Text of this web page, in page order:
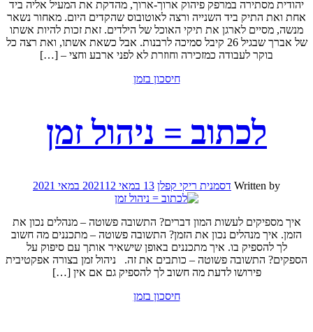
יהודית מסתירה במרפק פיהוק ארוך-ארוך, מהדקת את המעיל אליה ביד
אחת ואת התיק ביד השנייה ורצה לאוטובוס שהקדים היום. מאחור נשאר
מנשה, מסיים לארגן את תיקי האוכל של הילדים. זאת זכות להיות אשתו
של אברך שבגיל 26 קיבל סמיכה לרבנות. אבל כשאת אשתו, ואת רצה כל
בוקר לעבודה כמזכירה וחוזרת לא לפני ארבע וחצי – […]
חיסכון בזמן
לכתוב = ניהול זמן
Written by דסמנית ריקי קפלן 13 במאי 2021 12 במאי 2021
איך מספיקים לעשות המון דברים? התשובה פשוטה – מנהלים נכון את
הזמן. איך מנהלים נכון את הזמן? התשובה פשוטה – מתכננים מה חשוב
לך להספיק בו. איך מתכננים באופן שישאיר אותך עם סיפוק על
הספקים? התשובה פשוטה – כותבים את זה. ניהול זמן בצורה אפקטיבית
פירושו לדעת מה חשוב לך להספיק גם אם אין […]
חיסכון בזמן